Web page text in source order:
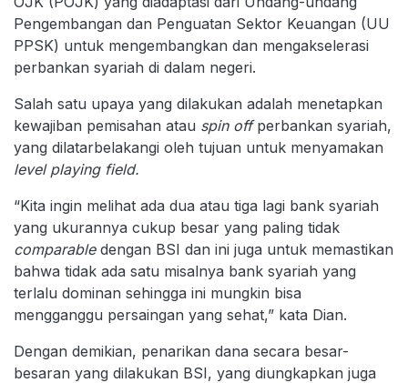
Pengembangan dan Penguatan Sektor Keuangan (UU
PPSK) untuk mengembangkan dan mengakselerasi
perbankan syariah di dalam negeri.
Salah satu upaya yang dilakukan adalah menetapkan
kewajiban pemisahan atau spin offperbankan syariah,
yang dilatarbelakangi oleh tujuan untuk menyamakan
level playing field.
“Kita ingin melihat ada dua atau tiga lagi bank syariah
yang ukurannya cukup besar yang paling tidak
comparabledengan BSI dan ini juga untuk memastikan
bahwa tidak ada satu misalnya bank syariah yang
terlalu dominan sehingga ini mungkin bisa
mengganggu persaingan yang sehat,” kata Dian.
Dengan demikian, penarikan dana secara besar-
besaran yang dilakukan BSI, yang diungkapkan juga